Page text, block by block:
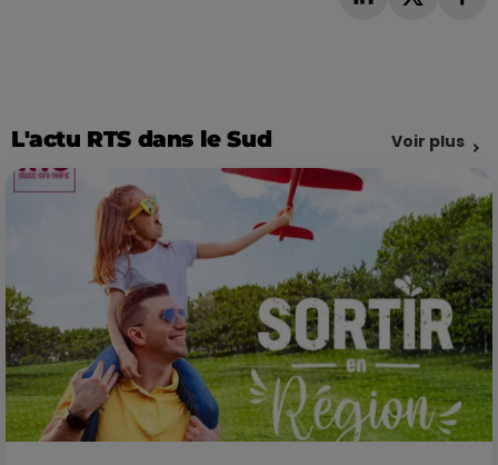
L'actu RTS dans le Sud Voir plus